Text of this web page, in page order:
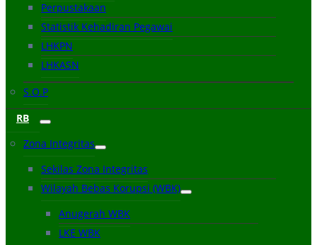
Perpustakaan
Statistik Kehadiran Pegawai
LHKPN
LHKASN
S.O.P
RB
Zona Integritas
Sekilas Zona Integritas
Wilayah Bebas Korupsi (WBK)
Anugerah WBK
LKE WBK